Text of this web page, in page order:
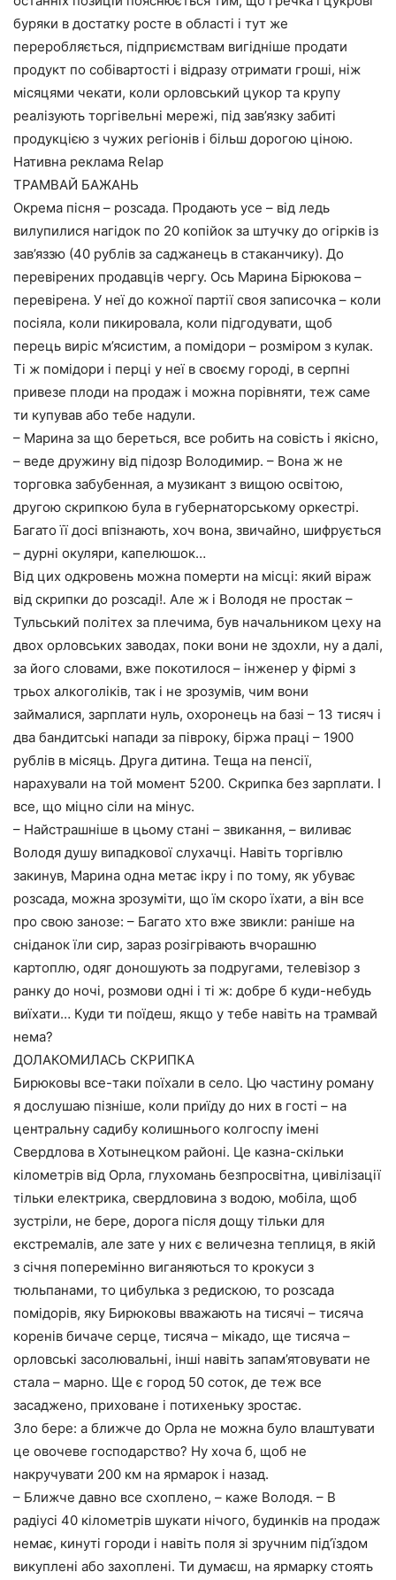
буряки в достатку росте в області і тут же
переробляється, підприємствам вигідніше продати
продукт по собівартості і відразу отримати гроші, ніж
місяцями чекати, коли орловський цукор та крупу
реалізують торгівельні мережі, під зав’язку забиті
продукцією з чужих регіонів і більш дорогою ціною.
Нативна реклама Relap
ТРАМВАЙ БАЖАНЬ
Окрема пісня – розсада. Продають усе – від ледь
вилупилися нагідок по 20 копійок за штучку до огірків із
зав’яззю (40 рублів за саджанець в стаканчику). До
перевірених продавців чергу. Ось Марина Бірюкова –
перевірена. У неї до кожної партії своя записочка – коли
посіяла, коли пикировала, коли підгодувати, щоб
перець виріс м’ясистим, а помідори – розміром з кулак.
Ті ж помідори і перці у неї в своєму городі, в серпні
привезе плоди на продаж і можна порівняти, теж саме
ти купував або тебе надули.
– Марина за що береться, все робить на совість і якісно,
– веде дружину від підозр Володимир. – Вона ж не
торговка забубенная, а музикант з вищою освітою,
другою скрипкою була в губернаторському оркестрі.
Багато її досі впізнають, хоч вона, звичайно, шифрується
– дурні окуляри, капелюшок…
Від цих одкровень можна померти на місці: який віраж
від скрипки до розсаді!. Але ж і Володя не простак –
Тульський політех за плечима, був начальником цеху на
двох орловських заводах, поки вони не здохли, ну а далі,
за його словами, вже покотилося – інженер у фірмі з
трьох алкоголіків, так і не зрозумів, чим вони
займалися, зарплати нуль, охоронець на базі – 13 тисяч і
два бандитські напади за півроку, біржа праці – 1900
рублів в місяць. Друга дитина. Теща на пенсії,
нарахували на той момент 5200. Скрипка без зарплати. І
все, що міцно сіли на мінус.
– Найстрашніше в цьому стані – звикання, – виливає
Володя душу випадкової слухачці. Навіть торгівлю
закинув, Марина одна метає ікру і по тому, як убуває
розсада, можна зрозуміти, що їм скоро їхати, а він все
про свою занозе: – Багато хто вже звикли: раніше на
сніданок їли сир, зараз розігрівають вчорашню
картоплю, одяг доношують за подругами, телевізор з
ранку до ночі, розмови одні і ті ж: добре б куди-небудь
виїхати… Куди ти поїдеш, якщо у тебе навіть на трамвай
нема?
ДОЛАКОМИЛАСЬ СКРИПКА
Бирюковы все-таки поїхали в село. Цю частину роману
я дослушаю пізніше, коли приїду до них в гості – на
центральну садибу колишнього колгоспу імені
Свердлова в Хотынецком районі. Це казна-скільки
кілометрів від Орла, глухомань безпросвітна, цивілізації
тільки електрика, свердловина з водою, мобіла, щоб
зустріли, не бере, дорога після дощу тільки для
екстремалів, але зате у них є величезна теплиця, в якій
з січня поперемінно виганяються то крокуси з
тюльпанами, то цибулька з редискою, то розсада
помідорів, яку Бирюковы вважають на тисячі – тисяча
коренів бичаче серце, тисяча – мікадо, ще тисяча –
орловські засолювальні, інші навіть запам’ятовувати не
стала – марно. Ще є город 50 соток, де теж все
засаджено, приховане і потихеньку зростає.
Зло бере: а ближче до Орла не можна було влаштувати
це овочеве господарство? Ну хоча б, щоб не
накручувати 200 км на ярмарок і назад.
– Ближче давно все схоплено, – каже Володя. – В
радіусі 40 кілометрів шукати нічого, будинків на продаж
немає, кинуті городи і навіть поля зі зручним під’їздом
викуплені або захоплені. Ти думаєш, на ярмарку стоять